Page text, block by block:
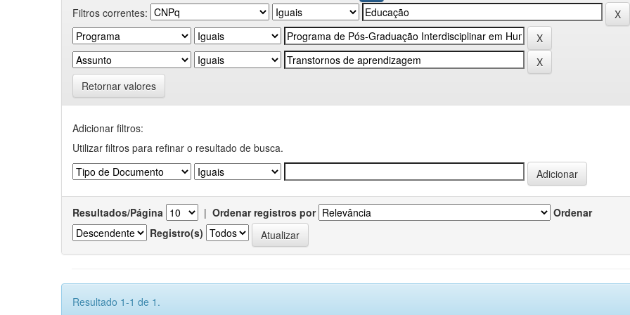
Filtros correntes:
Retornar valores
Adicionar filtros:
Utilizar filtros para refinar o resultado de busca.
Resultados/Página | Ordenar registros por
Ordenar
Registro(s)
Resultado 1-1 de 1.